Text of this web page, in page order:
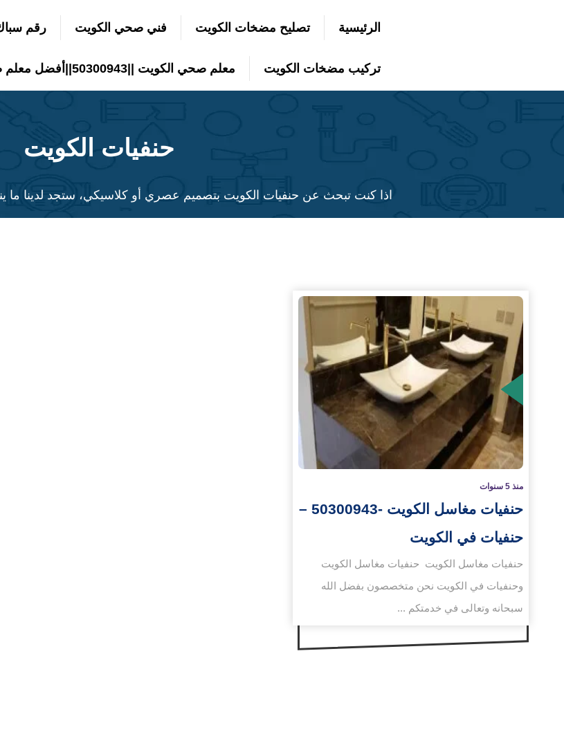
الرئيسية تصليح مضخات الكويت فني صحي الكويت رقم
تركيب مضخات الكويت معلم صحي الكويت ||50300943||أفضل معلم صحي بالكويت
حنفيات الكويت
اذا كنت تبحث عن حنفيات الكويت بتصميم عصري أو كلاسيكي، ستجد لدينا ما
منذ 5 سنوات
حنفيات مغاسل الكويت -50300943 –
حنفيات في الكويت
حنفيات مغاسل الكويت حنفيات مغاسل الكويت
وحنفيات في الكويت نحن متخصصون بفضل الله
سبحانه وتعالى في خدمتكم ...